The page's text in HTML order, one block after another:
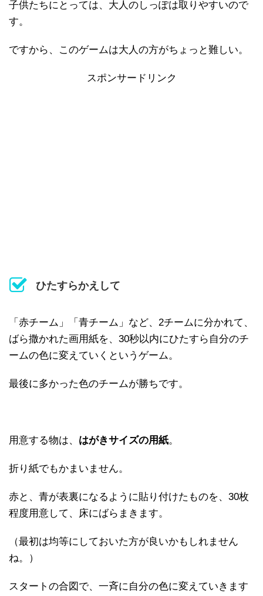
子供たちにとっては、大人のしっぽは取りやすいので
す。
ですから、このゲームは大人の方がちょっと難しい。
スポンサードリンク
ひたすらかえして
「赤チーム」「青チーム」など、2チームに分かれて、
ばら撒かれた画用紙を、30秒以内にひたすら自分のチ
ームの色に変えていくというゲーム。
最後に多かった色のチームが勝ちです。
用意する物は、 はがきサイズの用紙。
折り紙でもかまいません。
赤と、青が表裏になるように貼り付けたものを、30枚
程度用意して、床にばらまきます。
（最初は均等にしておいた方が良いかもしれません
ね。）
スタートの合図で、一斉に自分の色に変えていきます